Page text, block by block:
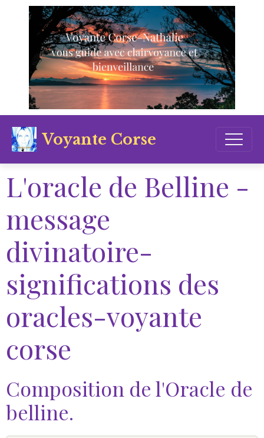
Voyante Corse
L'oracle de Belline -
message
divinatoire-
significations des
oracles-voyante
corse
Composition de l'Oracle de
belline.